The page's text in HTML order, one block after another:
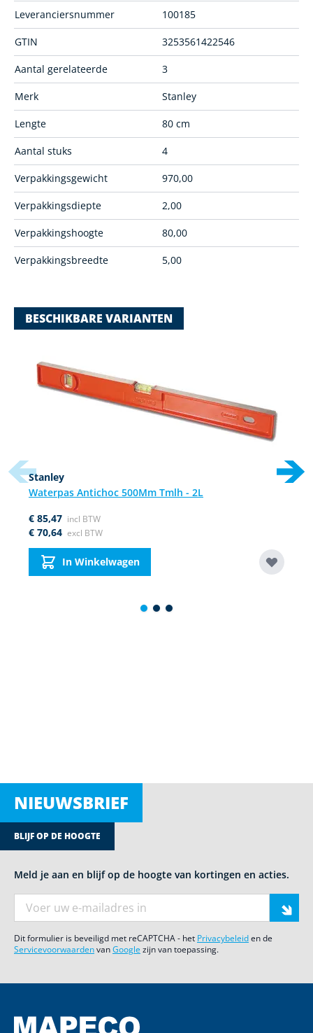
Leveranciersnummer 100185
GTIN 3253561422546
Aantal gerelateerde 3
Merk Stanley
Lengte 80 cm
Aantal stuks 4
Verpakkingsgewicht 970,00
Verpakkingsdiepte 2,00
Verpakkingshoogte 80,00
Verpakkingsbreedte 5,00
BESCHIKBARE VARIANTEN
Stanley
Waterpas Antichoc 500Mm Tmlh - 2L
€ 85,47
€ 70,64
In Winkelwagen
NIEUWSBRIEF
BLIJF OP DE HOOGTE
Meld je aan en blijf op de hoogte van kortingen en acties.
Dit formulier is beveiligd met reCAPTCHA - het Privacybeleiden de
ServicevoorwaardenvanGoogle zijn van toepassing.